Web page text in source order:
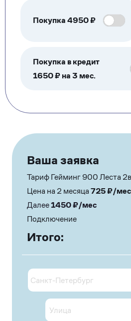
Покупка4950₽
Покупка в кредит
1650 ₽ на 3 мес.
Ваша заявка
Тариф Гейминг 900 Леста
Цена на 2 месяца725₽/мес
Далее1450₽/мес
Подключение
Итого: